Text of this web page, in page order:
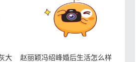
大
赵丽颖冯绍峰婚后生活怎么样